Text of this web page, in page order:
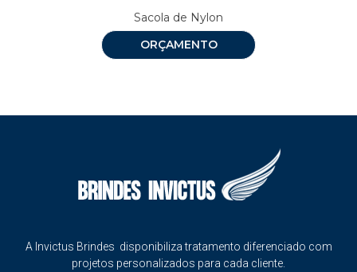
Sacola de Nylon
ORÇAMENTO
A Invictus Brindes disponibiliza tratamento diferenciado com
projetos personalizados para cada cliente.